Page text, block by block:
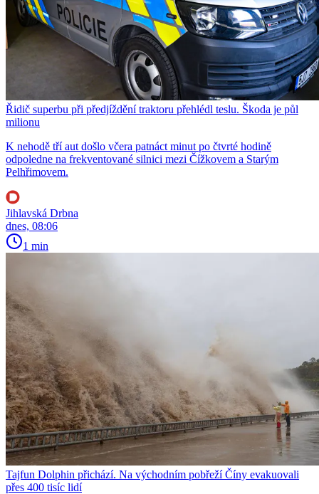
Řidič superbu při předjíždění traktoru přehlédl teslu. Škoda je půl
milionu
K nehodě tří aut došlo včera patnáct minut po čtvrté hodině
odpoledne na frekventované silnici mezi Čížkovem a Starým
Pelhřimovem.
Jihlavská Drbna
dnes, 08:06
1 min
Tajfun Dolphin přichází. Na východním pobřeží Číny evakuovali
přes 400 tisíc lidí